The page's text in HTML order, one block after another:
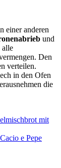
einer anderen
und
alle
Den
verteilen.
in den Ofen
die
mit
e Pepe